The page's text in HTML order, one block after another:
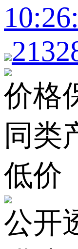
价格
同类
低价
公开